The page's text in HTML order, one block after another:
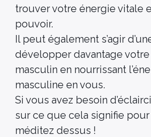
trouver votre énergie vitale
pouvoir.
Il peut également s’agir
développer davantage
masculin en nourrissant
masculine en vous.
Si vous avez besoin
sur ce que cela signifie pour
méditez dessus !